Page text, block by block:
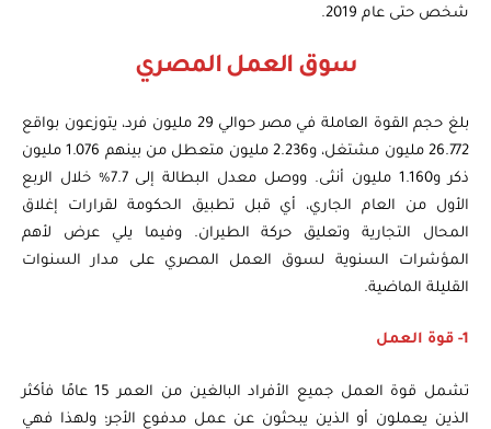
شخص حتى عام 2019.
سوق العمل المصري
بلغ حجم القوة العاملة في مصر حوالي 29 مليون فرد، يتوزعون بواقع
26.772 مليون مشتغل، و2.236 مليون متعطل من بينهم 1.076 مليون
ذكر و1.160 مليون أنثى. ووصل معدل البطالة إلى 7.7% خلال الربع
الأول من العام الجاري، أي قبل تطبيق الحكومة لقرارات إغلاق
المحال التجارية وتعليق حركة الطيران. وفيما يلي عرض لأهم
المؤشرات السنوية لسوق العمل المصري على مدار السنوات
القليلة الماضية.
تشمل قوة العمل جميع الأفراد البالغين من العمر 15 عامًا فأكثر
الذين يعملون أو الذين يبحثون عن عمل مدفوع الأجر؛ ولهذا فهي